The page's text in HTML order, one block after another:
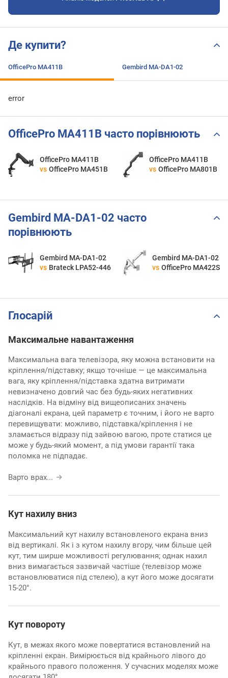
Де купити?
OfficePro MA411B Gembird MA-DA1-02
error
OfficePro MA411B часто порівнюють
OfficePro MA411B
vs OfficePro MA451B
OfficePro MA411B
vs OfficePro MA801B
Gembird MA-DA1-02 часто
порівнюють
Gembird MA-DA1-02
vs Brateck LPA52-446
Gembird MA-DA1-02
vs OfficePro MA422S
Глосарій
Максимальне навантаження
Максимальна вага телевізора, яку можна встановити на
кріплення/підставку; якщо точніше — це максимальна
вага, яку кріплення/підставка здатна витримати
невизначено довгий час без будь-яких негативних
наслідків. На відміну від вищеописаних значень
діагоналі екрана, цей параметр є точним, і його не варто
перевищувати: можливо, підставка/кріплення і не
зламається відразу під зайвою вагою, проте статися це
може у будь-який момент, а під умови гарантії така
поломка не підпадає.
Варто врах...
Кут нахилу вниз
Максимальний кут нахилу встановленого екрана вниз
від вертикалі. Як і з кутом нахилу вгору, чим більше цей
кут, тим ширше можливості регулювання; однак нахил
вниз вимагається зазвичай частіше (телевізор може
встановлюватися під стелею), а кут його може досягати
15-20°.
Кут повороту
Кут, в межах якого може повертатися встановлений на
кріпленні екран. Вимірюється від крайнього лівого до
крайнього правого положення. У сучасних моделях може